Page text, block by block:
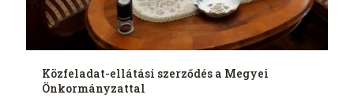
Közfeladat-ellátási szerződés a Megyei
Önkormányzattal